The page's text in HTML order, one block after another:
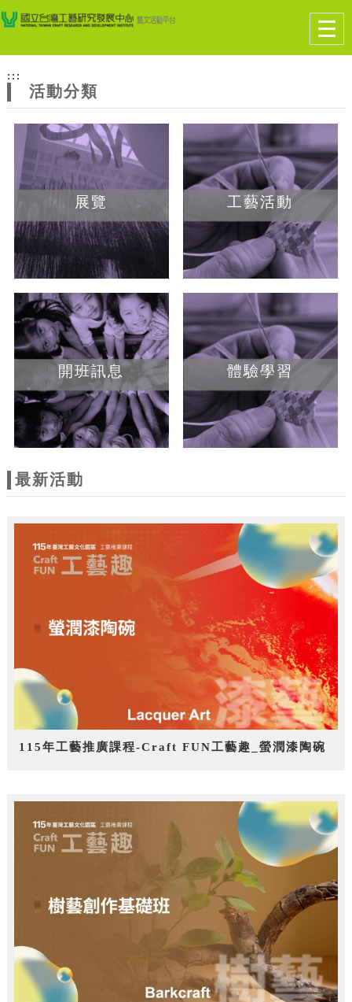
網
站
主
題
跳到主要內容
網站導覽
:::
活動分類
展覽 工藝活動
開班訊息 體驗學習
最新活動
115年工藝推廣課程-Craft FUN工藝趣_螢潤漆陶碗